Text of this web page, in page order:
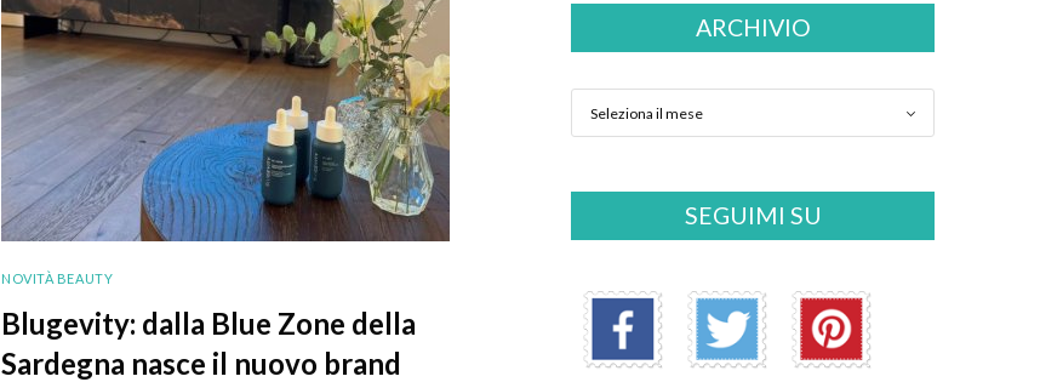
NOVITÀ BEAUTY
Blugevity: dalla Blue Zone della
Sardegna nasce il nuovo brand
ARCHIVIO
SEGUIMI SU